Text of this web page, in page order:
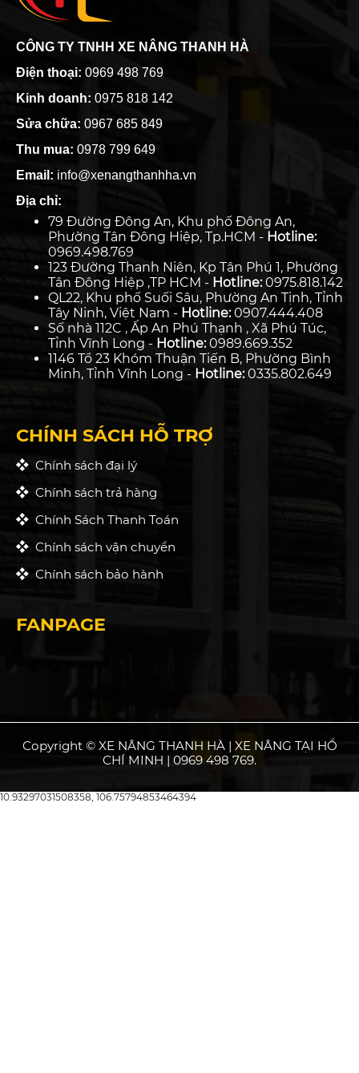
CÔNG TY TNHH XE NÂNG THANH HÀ
Điện thoại: 0969 498 769
Kinh doanh: 0975 818 142
Sửa chữa: 0967 685 849
Thu mua: 0978 799 649
Email: info@xenangthanhha.vn
Địa chỉ:
79 Đường Đông An, Khu phố Đông An,
Phường Tân Đông Hiệp, Tp.HCM - Hotline:
0969.498.769
123 Đường Thanh Niên, Kp Tân Phú 1, Phường
Tân Đông Hiệp ,TP HCM - Hotline:0975.818.142
QL22, Khu phố Suối Sâu, Phường An Tịnh, Tỉnh
Tây Ninh, Việt Nam - Hotline:0907.444.408
Số nhà 112C , Ấp An Phú Thạnh , Xã Phú Túc,
Tỉnh Vĩnh Long - Hotline:0989.669.352
1146 Tổ 23 Khóm Thuận Tiến B, Phường Bình
Minh, Tỉnh Vĩnh Long - Hotline:0335.802.649
CHÍNH SÁCH HỖ TRỢ
Chính sách đại lý
Chính sách trả hàng
Chính Sách Thanh Toán
Chính sách vận chuyển
Chính sách bảo hành
FANPAGE
Copyright © XE NÂNG THANH HÀ | XE NÂNG TẠI HỒ
CHÍ MINH | 0969 498 769.
10.93297031508358, 106.75794853464394